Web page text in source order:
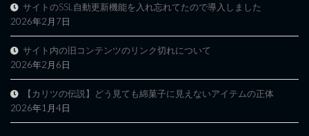
サイトのSSL自動更新機能を入れ忘れてたので導入しました
2026年2月7日
サイト内の旧コンテンツのリンク切れについて
2026年2月6日
【カリツの伝説】どう見ても綿菓子に見えないアイテムの正体
2026年1月4日